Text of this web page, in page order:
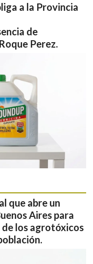
a la Provincia
de
Perez.
que abre un
Aires para
los agrotóxicos